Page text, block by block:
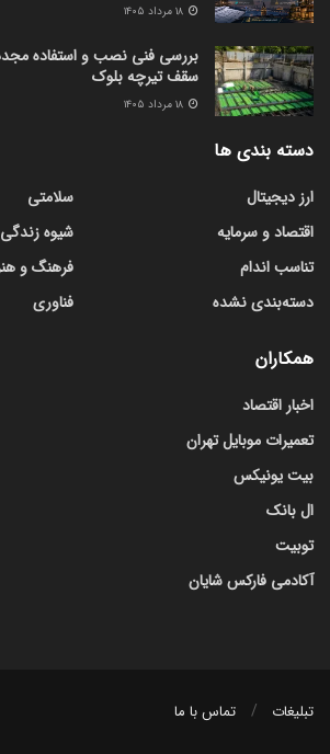
بررسی فنی نصب و استفاده
سقف تیرچه بلوک
دسته بندی ها
ارز دیجیتال
اقتصاد و سرمایه
تناسب اندام
دسته‌بندی نشده
سلامتی
شیوه زندگی
فرهنگ و
فناوری
همکاران
اخبار اقتصاد
تعمیرات موبایل تهران
بیت یونیکس
ال بانک
توبیت
آکادمی فارکس شایان
تبلیغات تماس با ما